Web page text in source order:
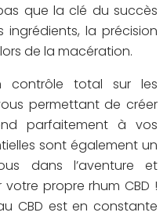
que la clé du succès
la précision
de la macération.
contrôle total sur les
permettant de créer
parfaitement à vos
sont également un
dans l’aventure et
propre rhum CBD !
CBD est en constante